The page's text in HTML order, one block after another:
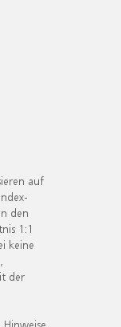
auf
den
1:1
keine
der